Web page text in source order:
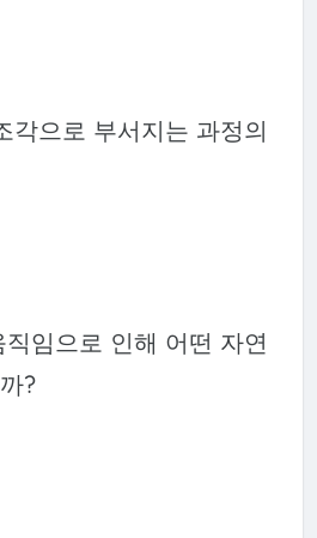
각으로 부서지는 과정의
임으로 인해 어떤 자연
?